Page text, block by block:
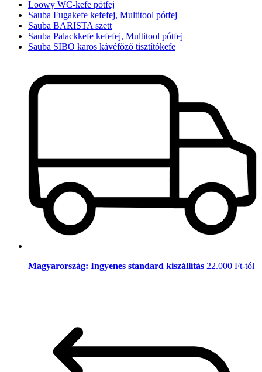
Loowy WC-kefe pótfej
Sauba Fugakefe kefefej, Multitool pótfej
Sauba BARISTA szett
Sauba Palackkefe kefefej, Multitool pótfej
Sauba SIBO karos kávéfőző tisztítókefe
Magyarország: Ingyenes standard kiszállítás 22.000 Ft-tól